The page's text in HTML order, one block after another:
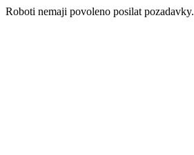
Roboti nemaji povoleno posilat pozadavky.